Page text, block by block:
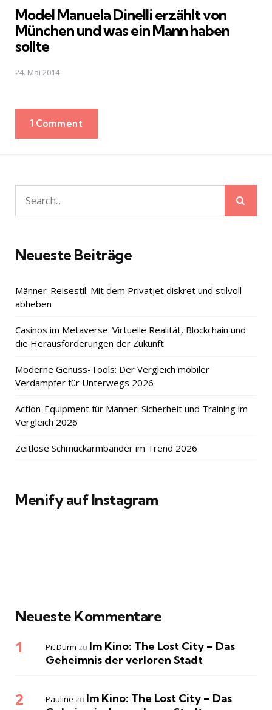
Model Manuela Dinelli erzählt von
München und was ein Mann haben
sollte
24. Mai 2014
1 Comment
Search
for:
Neueste Beiträge
Männer-Reisestil: Mit dem Privatjet diskret und stilvoll
abheben
Casinos im Metaverse: Virtuelle Realität, Blockchain und
die Herausforderungen der Zukunft
Moderne Genuss-Tools: Der Vergleich mobiler
Verdampfer für Unterwegs 2026
Action-Equipment für Männer: Sicherheit und Training im
Vergleich 2026
Zeitlose Schmuckarmbänder im Trend 2026
Menify auf Instagram
Neueste Kommentare
Pit Durm zu Im Kino: The Lost City – Das
Geheimnis der verloren Stadt
Pauline zu Im Kino: The Lost City – Das